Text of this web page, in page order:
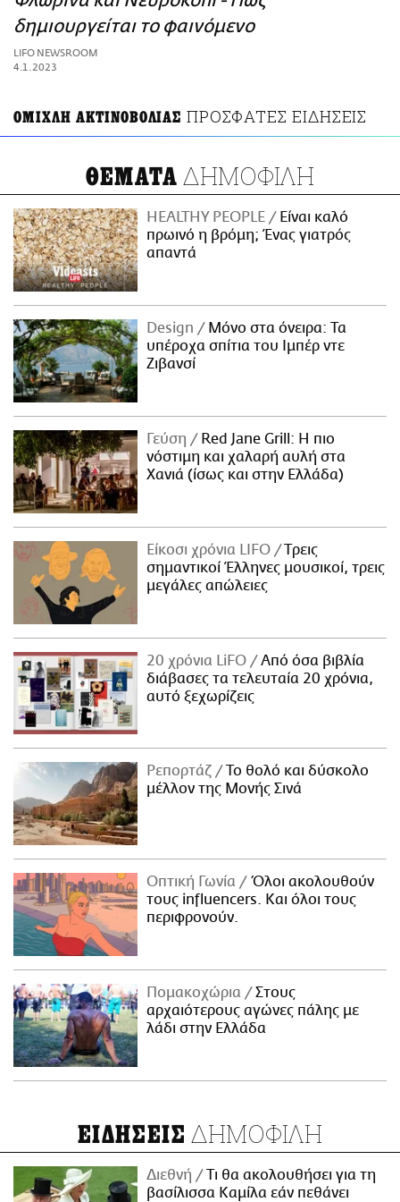
ΑΜΠΑ
PRINT
δημιουργείται το φαινόμενο
LIFO NEWSROOM
4.1.2023
ΟΜΙΧΛΗ ΑΚΤΙΝΟΒΟΛΙΑΣ ΠΡΟΣΦΑΤΕΣ ΕΙΔΗΣΕΙΣ
ΘΕΜΑΤΑ ΔΗΜΟΦΙΛΗ
HEALTHY PEOPLE
Είναι καλό
πρωινό η βρόμη; Ένας γιατρός
απαντά
Design
Μόνο στα όνειρα: Τα
υπέροχα σπίτια του Ιμπέρ ντε
Ζιβανσί
Γεύση
Red Jane Grill: Η πιο
νόστιμη και χαλαρή αυλή στα
Χανιά (ίσως και στην Ελλάδα)
Είκοσι χρόνια LIFO
Tρεις
σημαντικοί Έλληνες μουσικοί, τρεις
μεγάλες απώλειες
20 χρόνια LiFO
Από όσα βιβλία
διάβασες τα τελευταία 20 χρόνια,
αυτό ξεχωρίζεις
Ρεπορτάζ
Το θολό και δύσκολο
μέλλον της Μονής Σινά
Οπτική Γωνία
Όλοι ακολουθούν
τους influencers. Και όλοι τους
περιφρονούν.
Πομακοχώρια
Στους
αρχαιότερους αγώνες πάλης με
λάδι στην Ελλάδα
ΕΙΔΗΣΕΙΣ ΔΗΜΟΦΙΛΗ
Διεθνή
Τι θα ακολουθήσει για τη
βασίλισσα Καμίλα εάν πεθάνει